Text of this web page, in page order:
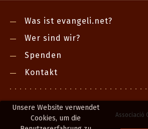
Unsere Website verwendet
Cookies, um die
Was ist evangeli.net?
Wer sind wir?
Spenden
Kontakt
Associació